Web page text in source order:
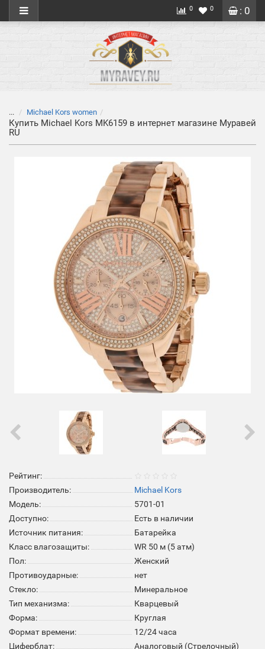
: 0
0 0
... Michael Kors women
Купить Michael Kors MK6159 в интернет магазине Муравей
RU
Рейтинг:
Производитель:
Michael Kors
Модель:
5701-01
Доступно:
Есть в наличии
Источник питания:
Батарейка
Класс влагозащиты:
WR 50 м (5 атм)
Пол:
Женский
Противоударные:
нет
Стекло:
Минеральное
Тип механизма:
Кварцевый
Форма:
Круглая
Формат времени:
12/24 часа
Циферблат:
Аналоговый (Стрелочный)